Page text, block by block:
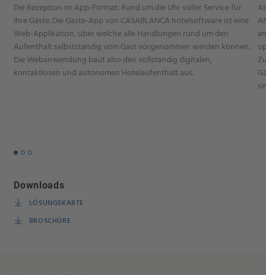
Die Rezeption im App-Format: Rund um die Uhr voller Service für
Ihre Gäste.​ Die Gäste-App von CASABLANCA hotelsoftware ist eine
Web-Applikation, über welche alle Handlungen rund um den
Aufenthalt selbstständig vom Gast vorgenommen werden können.
Die Webanwendung baut also den vollständig digitalen,
kontaktlosen und autonomen Hotelaufenthalt aus.
Downloads
LÖSUNGSKARTE
BROSCHÜRE